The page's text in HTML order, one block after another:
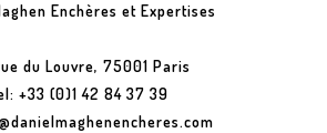
Enchères et Expertises
du Louvre, 75001 Paris
+33 (0)1 42 84 37 39